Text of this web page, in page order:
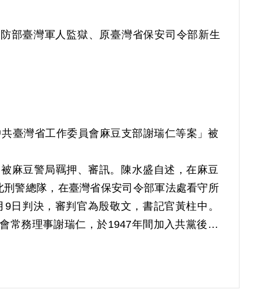
部臺灣軍人監獄、原臺灣省保安司令部新生
臺灣省工作委員會麻豆支部謝瑞仁等案」被
麻豆警局羈押、審訊。陳水盛自述，在麻豆
警總隊，在臺灣省保安司令部軍法處看守所
日判決，審判官為殷敬文，書記官黃柱中。
常務理事謝瑞仁，於1947年間加入共黨後，
省工作委員會書記蔡孝乾被捕後，公開呼籲
乃循線逮捕審訊相關諸人，「麻豆支部」案